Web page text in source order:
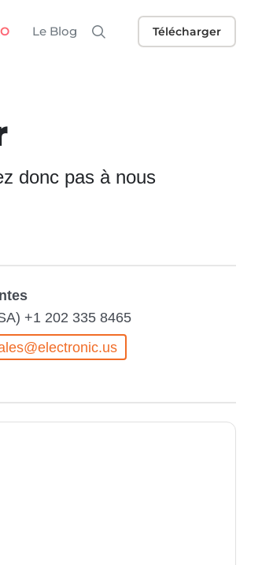
Le Blog Télécharger
donc pas à nous
+1 202 335 8465